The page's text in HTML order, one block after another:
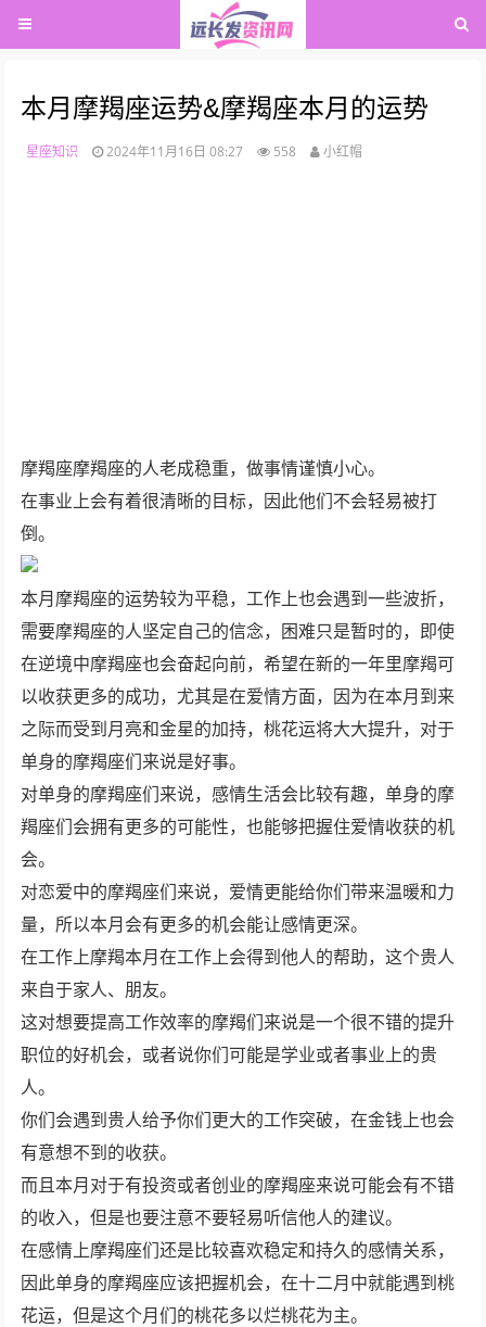
本月摩羯座运势&摩羯座本月的运势
星座知识 2024年11月16日 08:27 558 小红帽
摩羯座摩羯座的人老成稳重，做事情谨慎小心。
在事业上会有着很清晰的目标，因此他们不会轻易被打
倒。
本月摩羯座的运势较为平稳，工作上也会遇到一些波折，
需要摩羯座的人坚定自己的信念，困难只是暂时的，即使
在逆境中摩羯座也会奋起向前，希望在新的一年里摩羯可
以收获更多的成功，尤其是在爱情方面，因为在本月到来
之际而受到月亮和金星的加持，桃花运将大大提升，对于
单身的摩羯座们来说是好事。
对单身的摩羯座们来说，感情生活会比较有趣，单身的摩
羯座们会拥有更多的可能性，也能够把握住爱情收获的机
会。
对恋爱中的摩羯座们来说，爱情更能给你们带来温暖和力
量，所以本月会有更多的机会能让感情更深。
在工作上摩羯本月在工作上会得到他人的帮助，这个贵人
来自于家人、朋友。
这对想要提高工作效率的摩羯们来说是一个很不错的提升
职位的好机会，或者说你们可能是学业或者事业上的贵
人。
你们会遇到贵人给予你们更大的工作突破，在金钱上也会
有意想不到的收获。
而且本月对于有投资或者创业的摩羯座来说可能会有不错
的收入，但是也要注意不要轻易听信他人的建议。
在感情上摩羯座们还是比较喜欢稳定和持久的感情关系，
因此单身的摩羯座应该把握机会，在十二月中就能遇到桃
花运，但是这个月们的桃花多以烂桃花为主。